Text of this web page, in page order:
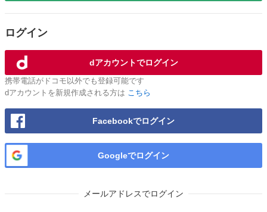
ログイン
dアカウントでログイン
携帯電話がドコモ以外でも登録可能です
dアカウントを新規作成される方は こちら
Facebookでログイン
Googleでログイン
メールアドレスでログイン